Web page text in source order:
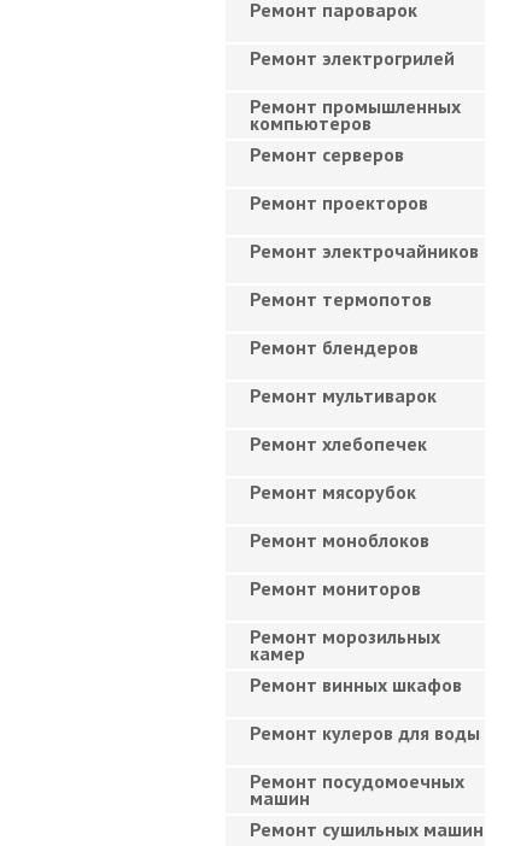
Ремонт пароварок
Ремонт электрогрилей
Ремонт промышленных
компьютеров
Ремонт серверов
Ремонт проекторов
Ремонт электрочайников
Ремонт термопотов
Ремонт блендеров
Ремонт мультиварок
Ремонт хлебопечек
Ремонт мясорубок
Ремонт моноблоков
Ремонт мониторов
Ремонт морозильных
камер
Ремонт винных шкафов
Ремонт кулеров для воды
Ремонт посудомоечных
машин
Ремонт сушильных машин